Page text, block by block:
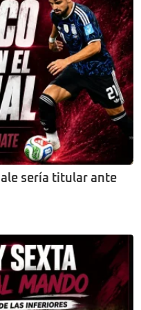
sería titular ante